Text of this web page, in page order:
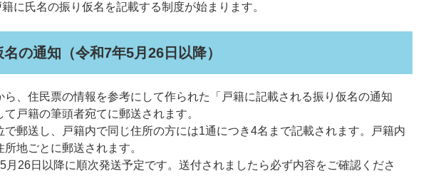
に氏名の振り仮名を記載する制度が始まります。
の通知（令和7年5月26日以降）
ら、住民票の情報を参考にして作られた「戸籍に記載される振り仮名の通知
戸籍の筆頭者宛てに郵送されます。
で郵送し、戸籍内で同じ住所の方には1通につき4名まで記載されます。戸籍内
地ごとに郵送されます。
月26日以降に順次発送予定です。送付されましたら必ず内容をご確認くださ